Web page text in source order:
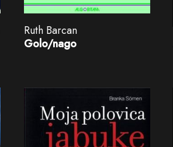
Ruth Barcan
Golo/nago